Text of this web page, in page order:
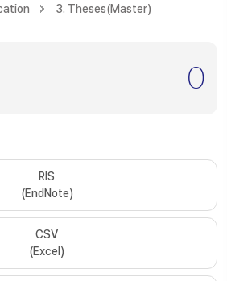
3. Theses(Master)
0
RIS
(EndNote)
CSV
(Excel)